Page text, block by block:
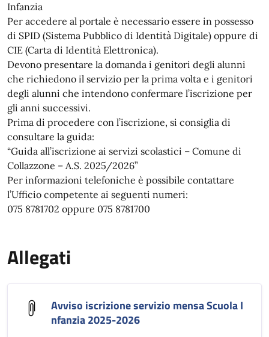
Infanzia
Per accedere al portale è necessario essere in possesso
di SPID (Sistema Pubblico di Identità Digitale) oppure di
CIE (Carta di Identità Elettronica).
Devono presentare la domanda i genitori degli alunni
che richiedono il servizio per la prima volta e i genitori
degli alunni che intendono confermare l’iscrizione per
gli anni successivi.
Prima di procedere con l’iscrizione, si consiglia di
consultare la guida:
“Guida all’iscrizione ai servizi scolastici – Comune di
Collazzone – A.S. 2025/2026”
Per informazioni telefoniche è possibile contattare
l’Ufficio competente ai seguenti numeri:
075 8781702 oppure 075 8781700
Allegati
Avviso iscrizione servizio mensa Scuola I
nfanzia 2025-2026